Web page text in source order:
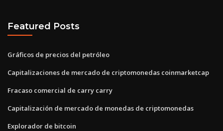
Featured Posts
Gráficos de precios del petróleo
Capitalizaciones de mercado de criptomonedas coinmarketcap
Fracaso comercial de carry carry
Capitalización de mercado de monedas de criptomonedas
Explorador de bitcoin